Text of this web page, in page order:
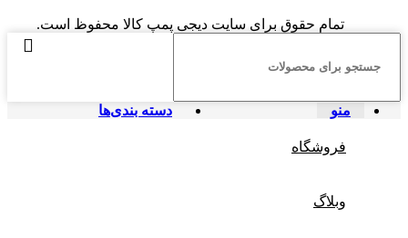
تمام حقوق برای سایت دیجی پمپ کالا محفوظ است.
منو دسته بندی‌ها
فروشگاه
وبلاگ